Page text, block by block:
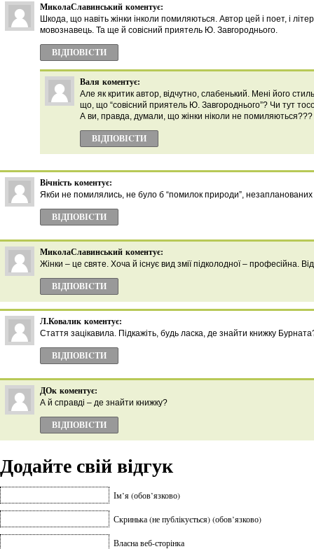
МиколаСлавинський коментує:
Шкода, що навіть жінки інколи помиляються. Автор цей і поет, і
мовознавець. Та ще й совісний приятель Ю. Завгороднього.
ВІДПОВІCТИ
Валя коментує:
Але як критик автор, відчутно, слабенький. Мені його
що, що “совісний приятель Ю. Завгороднього”? Чи тут
А ви, правда, думали, що жінки ніколи не помиляються???
ВІДПОВІCТИ
Вічність коментує:
Якби не помилялись, не було б “помилок природи”,
ВІДПОВІCТИ
МиколаСлавинський коментує:
Жінки – це святе. Хоча й існує вид змії підколодної – професійна.
ВІДПОВІCТИ
Л.Ковалик коментує:
Стаття зацікавила. Підкажіть, будь ласка, де знайти книжку
ВІДПОВІCТИ
ДОк коментує:
А й справді – де знайти книжку?
ВІДПОВІCТИ
Додайте свій відгук
Ім’я (обов’язково)
Скринька (не публікується) (обов’язково)
Власна веб-сторінка